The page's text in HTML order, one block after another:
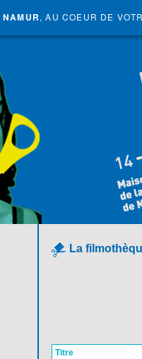
NAMUR, AU COEUR DE
La
Titre